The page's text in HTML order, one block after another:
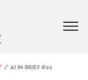
AI IN BRIEF #22